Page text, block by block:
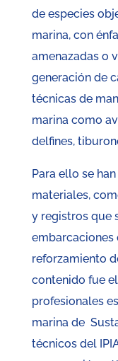
de especies
marina, con
amenazadas o
generación de
técnicas de
marina como
delfines,
Para ello se
materiales,
y registros que
embarcaciones
reforzamiento
contenido fue
profesionales
marina de
técnicos del